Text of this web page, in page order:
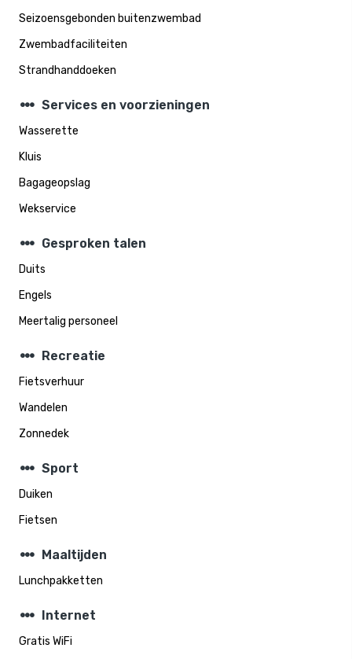
Seizoensgebonden buitenzwembad
Zwembadfaciliteiten
Strandhanddoeken
steppers Services en voorzieningen
Wasserette
Kluis
Bagageopslag
Wekservice
steppers Gesproken talen
Duits
Engels
Meertalig personeel
steppers Recreatie
Fietsverhuur
Wandelen
Zonnedek
steppers Sport
Duiken
Fietsen
steppers Maaltijden
Lunchpakketten
steppers Internet
Gratis WiFi